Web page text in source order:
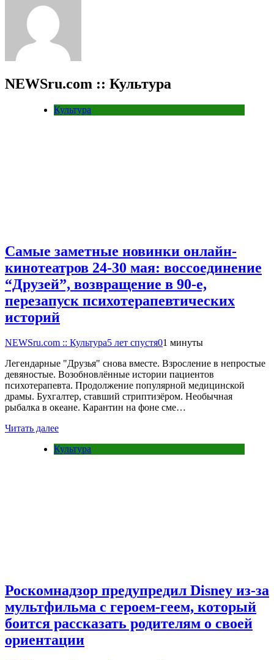
NEWSru.com :: Культура
Культура
Самые заметные новинки онлайн-
кинотеатров 24-30 мая: воссоединение
“Друзей”, возвращение в 90-е,
перезапуск психотерапевтических
историй
NEWSru.com :: Культура5 лет спустя01 минуты
Легендарные "Друзья" снова вместе. Взросление в непростые
девяностые. Возобновлённые истории пациентов
психотерапевта. Продолжение популярной медицинской
драмы. Бухгалтер, ставший стриптизёром. Необычная
рыбалка в океане. Карантин на фоне сме…
Читать далее
Культура
Роскомнадзор предупредил Disney из-за
мультфильма c героем-геем, который
боится рассказать родителям о своей
ориентации